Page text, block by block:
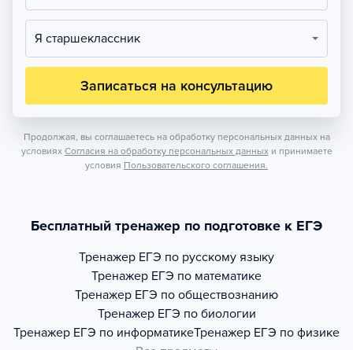
Я старшеклассник
Записаться на консультацию
Продолжая, вы соглашаетесь на обработку персональных данных на
условиях Согласия на обработку персональных данных и принимаете
условия Пользовательского соглашения.
Бесплатный тренажер по подготовке к ЕГЭ
Тренажер ЕГЭ по русскому языку
Тренажер ЕГЭ по математике
Тренажер ЕГЭ по обществознанию
Тренажер ЕГЭ по биологии
Тренажер ЕГЭ по информатикеТренажер ЕГЭ по физике